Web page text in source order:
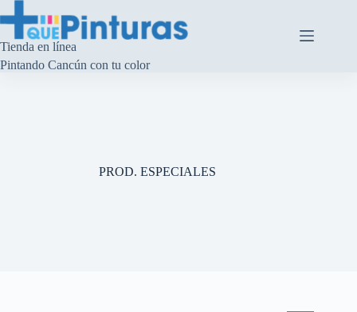
al
contenido
Tienda en línea
Pintando Cancún con tu color
PROD. ESPECIALES